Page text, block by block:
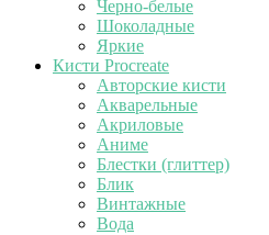
Черно-белые
Шоколадные
Яркие
Кисти Procreate
Авторские кисти
Акварельные
Акриловые
Аниме
Блестки (глиттер)
Блик
Винтажные
Вода